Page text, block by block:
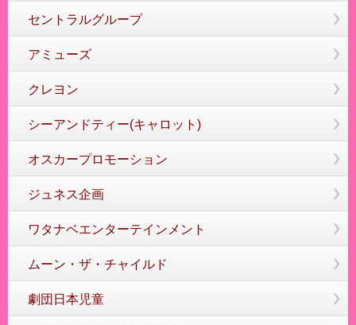
セントラルグループ
アミューズ
クレヨン
シーアンドティー(キャロット)
オスカープロモーション
ジュネス企画
ワタナベエンターテインメント
ムーン・ザ・チャイルド
劇団日本児童